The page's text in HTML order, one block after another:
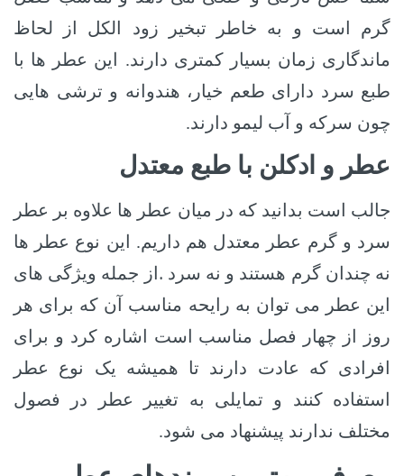
گرم است و به خاطر تبخیر زود الکل از لحاظ
ماندگاری زمان بسیار کمتری دارند. این عطر ها با
طبع سرد دارای طعم خیار، هندوانه و ترشی‌ هایی
چون سرکه و آب لیمو دارند.
عطر و ادکلن با طبع معتدل
جالب است بدانید که در میان عطر ها علاوه بر عطر
سرد و گرم عطر معتدل هم داریم. این نوع عطر ها
نه چندان گرم هستند و نه سرد . از جمله ویژگی های
این عطر می توان به رایحه مناسب آن که برای هر
روز از چهار فصل مناسب است اشاره کرد و برای
افرادی که عادت دارند تا همیشه یک نوع عطر
استفاده کنند و تمایلی به تغییر عطر در فصول
مختلف ندارند پیشنهاد می شود.